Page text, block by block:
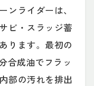
ンライダーは、
ビ・スラッジ蓄
ります。最初の
合成油でフラッ
部の汚れを排出